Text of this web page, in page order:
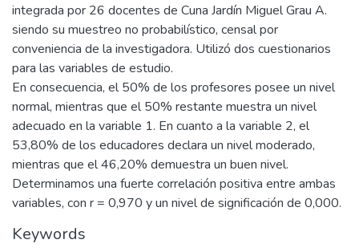
integrada por 26 docentes de Cuna Jardín Miguel Grau A.
siendo su muestreo no probabilístico, censal por
conveniencia de la investigadora. Utilizó dos cuestionarios
para las variables de estudio.
En consecuencia, el 50% de los profesores posee un nivel
normal, mientras que el 50% restante muestra un nivel
adecuado en la variable 1. En cuanto a la variable 2, el
53,80% de los educadores declara un nivel moderado,
mientras que el 46,20% demuestra un buen nivel.
Determinamos una fuerte correlación positiva entre ambas
variables, con r = 0,970 y un nivel de significación de 0,000.
Keywords